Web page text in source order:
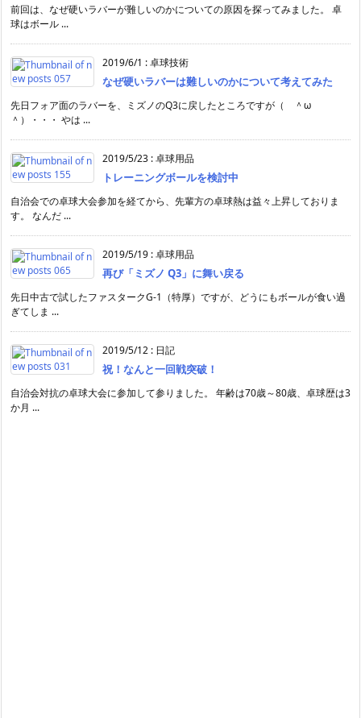
前回は、なぜ硬いラバーが難しいのかについての原因を探ってみました。 卓
球はボール ...
2019/6/1 :卓球技術
なぜ硬いラバーは難しいのかについて考えてみた
先日フォア面のラバーを、ミズノのQ3に戻したところですが（ ＾ω
＾）・・・ やは ...
2019/5/23 :卓球用品
トレーニングボールを検討中
自治会での卓球大会参加を経てから、先輩方の卓球熱は益々上昇しておりま
す。 なんだ ...
2019/5/19 :卓球用品
再び「ミズノ Q3」に舞い戻る
先日中古で試したファスタークG-1（特厚）ですが、どうにもボールが食い過
ぎてしま ...
2019/5/12 : 日記
祝！なんと一回戦突破！
自治会対抗の卓球大会に参加して参りました。 年齢は70歳～80歳、卓球歴は3
か月 ...